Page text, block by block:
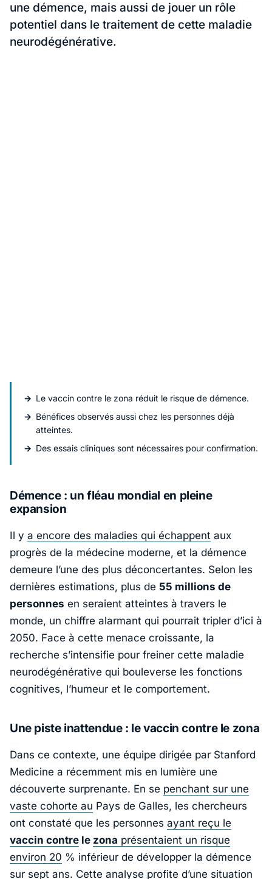
une démence, mais aussi de jouer un rôle
potentiel dans le traitement de cette maladie
neurodégénérative.
Le vaccin contre le zona réduit le risque de démence.
Bénéfices observés aussi chez les personnes déjà
atteintes.
Des essais cliniques sont nécessaires pour confirmation.
Démence : un fléau mondial en pleine
expansion
Il y a encore des maladies qui échappent aux
progrès de la médecine moderne, et la démence
demeure l’une des plus déconcertantes. Selon les
dernières estimations, plus de 55 millions de
personnes en seraient atteintes à travers le
monde, un chiffre alarmant qui pourrait tripler d’ici à
2050. Face à cette menace croissante, la
recherche s’intensifie pour freiner cette maladie
neurodégénérative qui bouleverse les fonctions
cognitives, l’humeur et le comportement.
Une piste inattendue : le vaccin contre le zona
Dans ce contexte, une équipe dirigée par Stanford
Medicine a récemment mis en lumière une
découverte surprenante. En se penchant sur une
vaste cohorte au Pays de Galles, les chercheurs
ont constaté que les personnes ayant reçu le
vaccin contre le zona présentaient un risque
environ 20 % inférieur de développer la démence
sur sept ans. Cette analyse profite d’une situation